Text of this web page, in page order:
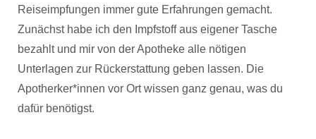
Reiseimpfungen immer gute Erfahrungen gemacht.
Zunächst habe ich den Impfstoff aus eigener Tasche
bezahlt und mir von der Apotheke alle nötigen
Unterlagen zur Rückerstattung geben lassen. Die
Apotherker*innen vor Ort wissen ganz genau, was du
dafür benötigst.